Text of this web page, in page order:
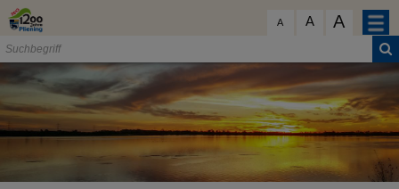
Zum Inhalt
A A A
schließen